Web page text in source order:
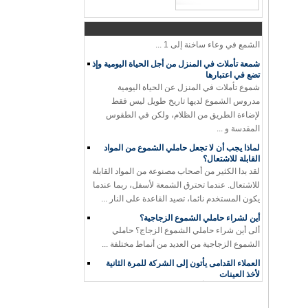
عملية لصنع الزجاج شمعدان و شمعة جرة 1.
الشمع في وعاء ساخنة إلى 1 ...
شمعة تأملات في المنزل من أجل الحياة اليومية وإذ
تضع في اعتبارها
شموع تأملات في المنزل عن الحياة اليومية
مدروس الشموع لديها تاريخ طويل ليس فقط
لإضاءة الطريق من الظلام، ولكن في الطقوس
المقدسة و ...
لماذا يجب أن لا تجعل حاملي الشموع من المواد
القابلة للاشتعال؟
لقد بدا الكثير من أصحاب مصنوعة من المواد القابلة
للاشتعال. عندما تحترق الشمعة لأسفل، ربما عندما
يكون المستخدم نائما، تصيد القاعدة على النار ...
أين لشراء حاملي الشموع الزجاجية؟
ألى أين شراء حاملي الشموع الزجاج؟ حاملي
الشموع الزجاجية من العديد من أنماط مختلفة ...
العملاء القدامى يأتون إلى الشركة للمرة الثانية
لأخذ العينات